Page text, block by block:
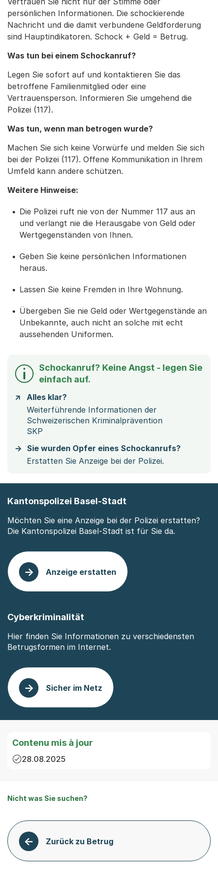
persönlichen Informationen. Die schockierende
Nachricht und die damit verbundene Geldforderung
sind Hauptindikatoren. Schock + Geld = Betrug.
Was tun bei einem Schockanruf?
Legen Sie sofort auf und kontaktieren Sie das
betroffene Familienmitglied oder eine
Vertrauensperson. Informieren Sie umgehend die
Polizei (117).
Was tun, wenn man betrogen wurde?
Machen Sie sich keine Vorwürfe und melden Sie sich
bei der Polizei (117). Offene Kommunikation in Ihrem
Umfeld kann andere schützen.
Weitere Hinweise:
Die Polizei ruft nie von der Nummer 117 aus an
und verlangt nie die Herausgabe von Geld oder
Wertgegenständen von Ihnen.
Geben Sie keine persönlichen Informationen
heraus.
Lassen Sie keine Fremden in Ihre Wohnung.
Übergeben Sie nie Geld oder Wertgegenstände an
Unbekannte, auch nicht an solche mit echt
aussehenden Uniformen.
Schockanruf? Keine Angst - legen Sie
einfach auf.
Alles klar?
Weiterführende Informationen der
Schweizerischen Kriminalprävention
SKP
Sie wurden Opfer eines Schockanrufs?
Erstatten Sie Anzeige bei der Polizei.
Kantonspolizei Basel-Stadt
Möchten Sie eine Anzeige bei der Polizei erstatten?
Die Kantonspolizei Basel-Stadt ist für Sie da.
Anzeige erstatten
Cyberkriminalität
Hier finden Sie Informationen zu verschiedensten
Betrugsformen im Internet.
Sicher im Netz
Contenu mis à jour
28.08.2025
Nicht was Sie suchen?
Zurück zu Betrug